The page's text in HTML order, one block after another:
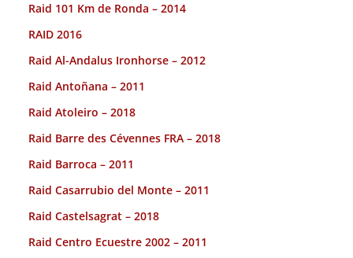
Raid 101 Km de Ronda – 2014
RAID 2016
Raid Al-Andalus Ironhorse – 2012
Raid Antoñana – 2011
Raid Atoleiro – 2018
Raid Barre des Cévennes FRA – 2018
Raid Barroca – 2011
Raid Casarrubio del Monte – 2011
Raid Castelsagrat – 2018
Raid Centro Ecuestre 2002 – 2011